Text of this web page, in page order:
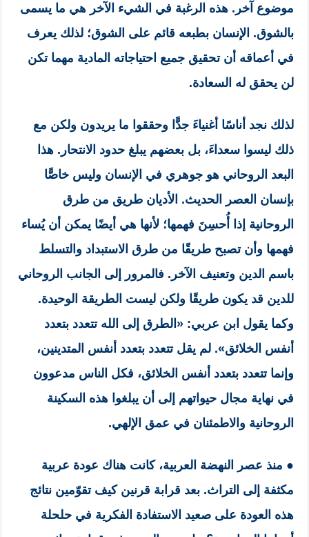
موضوع آخر. هذه الرغبة في الشيء الآخر هي ما يسمى
بالشوق. الإنسان بطبعه قائم على الشوق؛ لذلك يعرف
في أعماقه أن تحقيق جميع احتياجاته المادية مهما تكن
لن يحقق له السعادة.
لذلك نجد أناسًا أغنياءَ جدًّا وحققوا ما يريدون ولكن مع
ذلك ليسوا سعداءَ، بل بعضهم يبلغ حدود الانتحار. هذا
البعد الروحاني هو جوهري في الإنسان وليس خاصًّا
بإنسان العصر الحديث. الأديان طريق من طرق
الروحانية إذا أُحسِنَ فهمها؛ لأنها هي أيضًا يمكن أن يُساء
فهمها وأن تصبح طريقًا من طرق الاستبداد والتسلط
باسم الدين وتعنيف الآخر. فالمرور إلى الجانب الروحاني
للدين قد يكون طريقًا ولكن ليست الطريقة الوحيدة.
وكما يقول ابن عربي: «الطرق إلى الله تتعدد بتعدد
أنفس الخلائق». لم يقل تتعدد بتعدد أنفس المتدينين،
وإنما تتعدد بتعدد أنفس الخلائق، فكل الناس مدعوون
في نهاية مجال حيواتهم إلى أن يبلغوا هذه السكينة
الروحانية والاطمئنان في عمق الإلهي.
● منذ عصر النهضة العربية، كانت هناك عودة عربية
مكثفة إلى التراث. بعد قرابة قرنين كيف تقوّمين نتائج
هذه العودة على صعيد الاستفادة الفكرية في حلحلة